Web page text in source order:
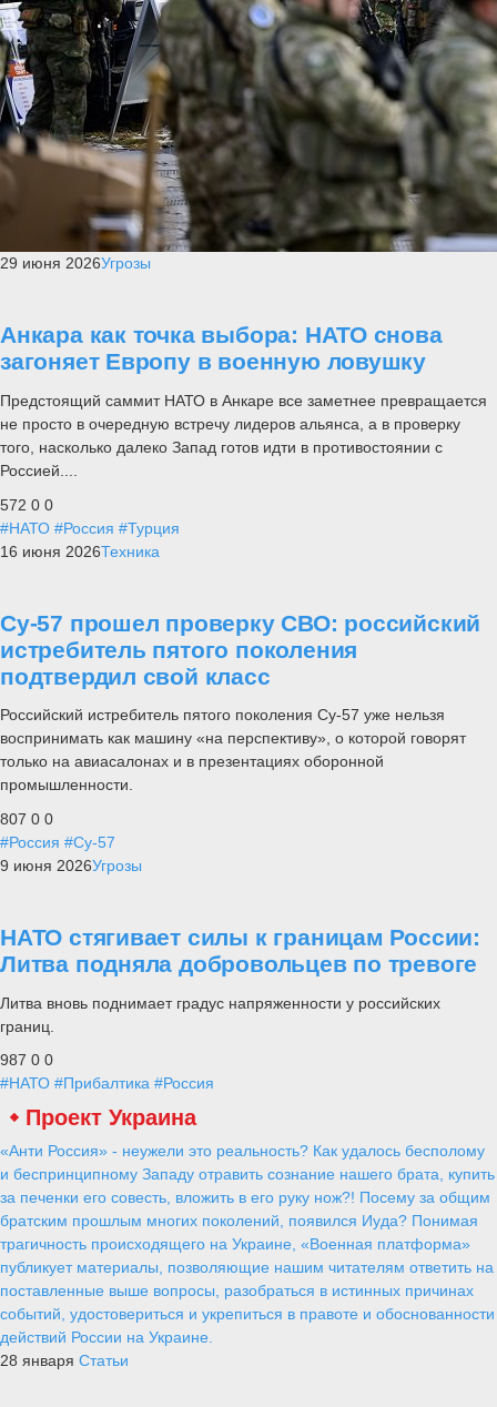
29 июня 2026Угрозы
Анкара как точка выбора: НАТО снова
загоняет Европу в военную ловушку
Предстоящий саммит НАТО в Анкаре все заметнее превращается
не просто в очередную встречу лидеров альянса, а в проверку
того, насколько далеко Запад готов идти в противостоянии с
Россией....
572 0 0
#НАТО #Россия #Турция
16 июня 2026Техника
Су-57 прошел проверку СВО: российский
истребитель пятого поколения
подтвердил свой класс
Российский истребитель пятого поколения Су-57 уже нельзя
воспринимать как машину «на перспективу», о которой говорят
только на авиасалонах и в презентациях оборонной
промышленности.
807 0 0
#Россия #Су-57
9 июня 2026Угрозы
НАТО стягивает силы к границам России:
Литва подняла добровольцев по тревоге
Литва вновь поднимает градус напряженности у российских
границ.
987 0 0
#НАТО #Прибалтика #Россия
Проект Украина
«Анти Россия» - неужели это реальность? Как удалось бесполому
и беспринципному Западу отравить сознание нашего брата, купить
за печенки его совесть, вложить в его руку нож?! Посему за общим
братским прошлым многих поколений, появился Иуда? Понимая
трагичность происходящего на Украине, «Военная платформа»
публикует материалы, позволяющие нашим читателям ответить на
поставленные выше вопросы, разобраться в истинных причинах
событий, удостовериться и укрепиться в правоте и обоснованности
действий России на Украине.
28 января Статьи